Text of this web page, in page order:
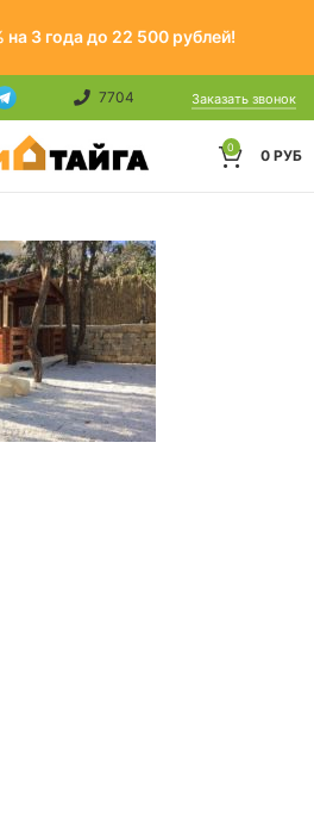
3 года до 22 500 рублей!
7704 Заказать звонок
0 0 РУБ